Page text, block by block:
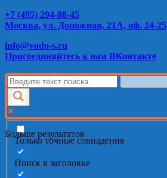
+7 (495) 294-88-45
Москва, ул. Дорожная, 21А, оф. 24-25
info@vodo-s.ru
Присоединяйтесь к нам ВКонтакте
Больше результатов
Только точные совпадения
Поиск в заголовке